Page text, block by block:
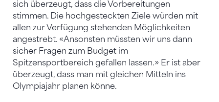
sich überzeugt, dass die Vorbereitungen
stimmen. Die hochgesteckten Ziele würden mit
allen zur Verfügung stehenden Möglichkeiten
angestrebt. «Ansonsten müssten wir uns dann
sicher Fragen zum Budget im
Spitzensportbereich gefallen lassen.» Er ist aber
überzeugt, dass man mit gleichen Mitteln ins
Olympiajahr planen könne.